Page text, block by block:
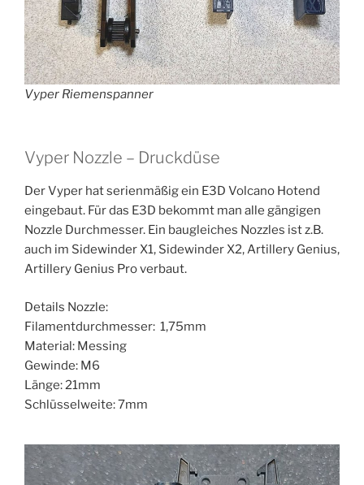
Vyper Riemenspanner
Vyper Nozzle – Druckdüse
Der Vyper hat serienmäßig ein E3D Volcano Hotend
eingebaut. Für das E3D bekommt man alle gängigen
Nozzle Durchmesser. Ein baugleiches Nozzles ist z.B.
auch im Sidewinder X1, Sidewinder X2, Artillery Genius,
Artillery Genius Pro verbaut.
Details Nozzle:
Filamentdurchmesser: 1,75mm
Material: Messing
Gewinde: M6
Länge: 21mm
Schlüsselweite: 7mm